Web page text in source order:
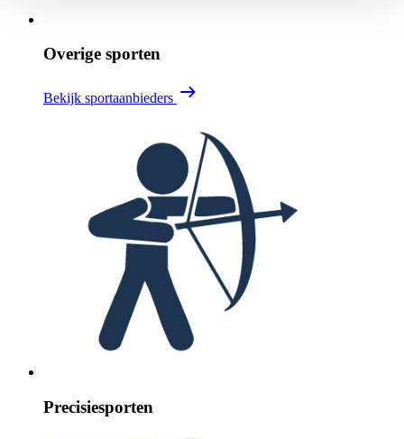
Overige sporten
Bekijk sportaanbieders
Precisiesporten